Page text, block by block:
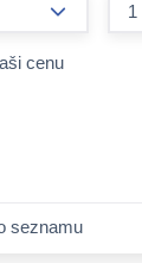
cenu
seznamu